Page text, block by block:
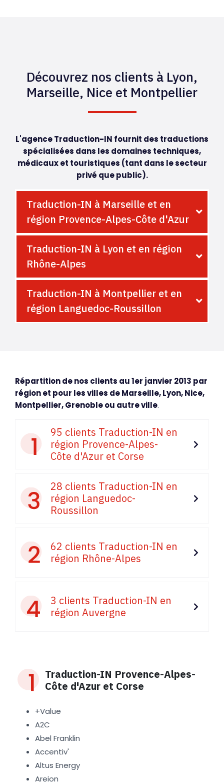
Découvrez nos clients à Lyon,
Marseille, Nice et Montpellier
L'agence Traduction-IN fournit des traductions
spécialisées dans les domaines techniques,
médicaux et touristiques (tant dans le secteur
privé que public).
Traduction-IN à Marseille et en
région Provence-Alpes-Côte d'Azur
Traduction-IN à Lyon et en région
Rhône-Alpes
Traduction-IN à Montpellier et en
région Languedoc-Roussillon
Répartition de nos clients au 1er janvier 2013 par
région et pour les villes de Marseille, Lyon, Nice,
Montpellier, Grenoble ou autre ville.
95 clients Traduction-IN en
région Provence-Alpes-
Côte d'Azur et Corse
28 clients Traduction-IN en
région Languedoc-
Roussillon
62 clients Traduction-IN en
région Rhône-Alpes
3 clients Traduction-IN en
région Auvergne
Traduction-IN Provence-Alpes-
Côte d'Azur et Corse
+Value
A2C
Abel Franklin
Accentiv'
Altus Energy
Areion